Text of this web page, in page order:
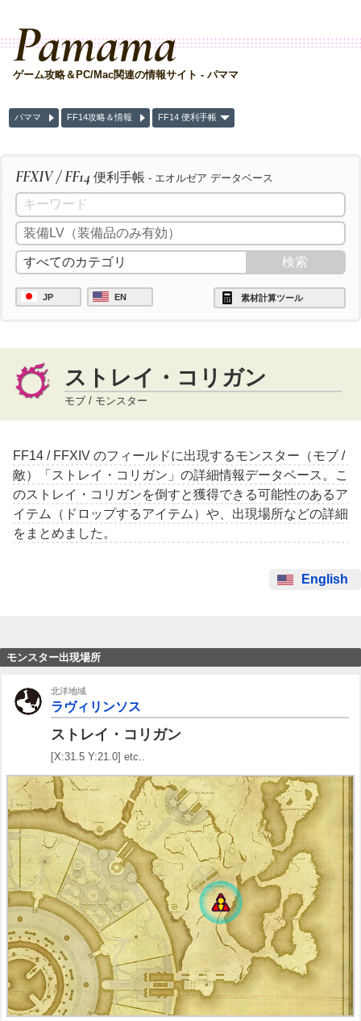
Pamama
ゲーム攻略＆PC/Mac関連の情報サイト - パママ
パママ FF14攻略＆情報 FF14 便利手帳
FFXIV / FF14 便利手帳 - エオルゼア データベース
JP EN 素材計算ツール
ストレイ・コリガン
モブ / モンスター
FF14 / FFXIV のフィールドに出現するモンスター（モブ /
敵）「ストレイ・コリガン」の詳細情報データベース。こ
のストレイ・コリガンを倒すと獲得できる可能性のあるア
イテム（ドロップするアイテム）や、出現場所などの詳細
をまとめました。
English
モンスター出現場所
北洋地域
ラヴィリンソス
ストレイ・コリガン
[X:31.5 Y:21.0] etc..